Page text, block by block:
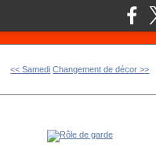
<< Samedi Changement de décor >>